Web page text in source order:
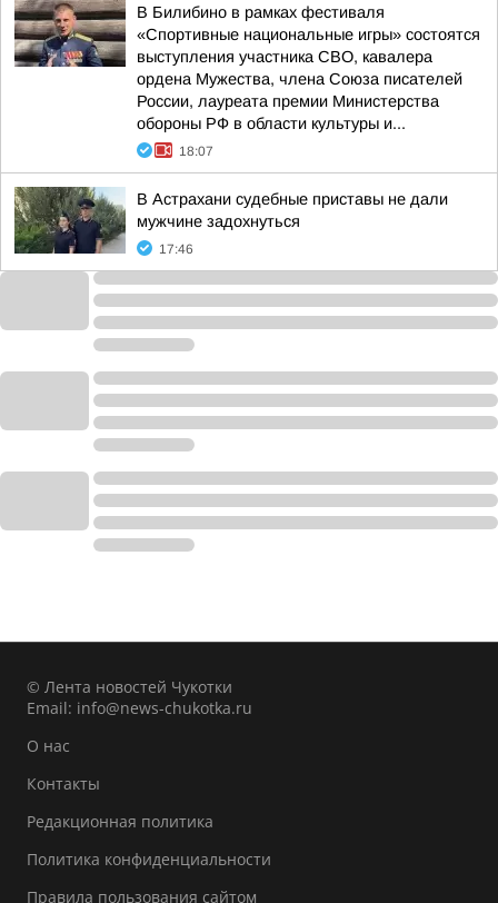
В Билибино в рамках фестиваля
«Спортивные национальные игры» состоятся
выступления участника СВО, кавалера
ордена Мужества, члена Союза писателей
России, лауреата премии Министерства
обороны РФ в области культуры и...
18:07
В Астрахани судебные приставы не дали
мужчине задохнуться
17:46
© Лента новостей Чукотки
Email: info@news-chukotka.ru
О нас
Контакты
Редакционная политика
Политика конфиденциальности
Правила пользования сайтом